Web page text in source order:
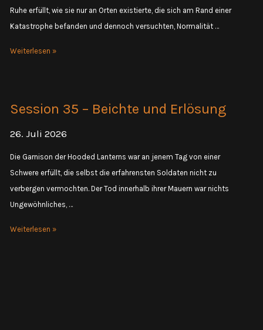
Ruhe erfüllt, wie sie nur an Orten existierte, die sich am Rand einer
Katastrophe befanden und dennoch versuchten, Normalität …
Session
Kings
Weiterlesen »
Session 35 – Beichte und Erlösung
26. Juli 2026
Die Garnison der Hooded Lanterns war an jenem Tag von einer
Schwere erfüllt, die selbst die erfahrensten Soldaten nicht zu
verbergen vermochten. Der Tod innerhalb ihrer Mauern war nichts
Ungewöhnliches, …
Session
Weiterlesen »